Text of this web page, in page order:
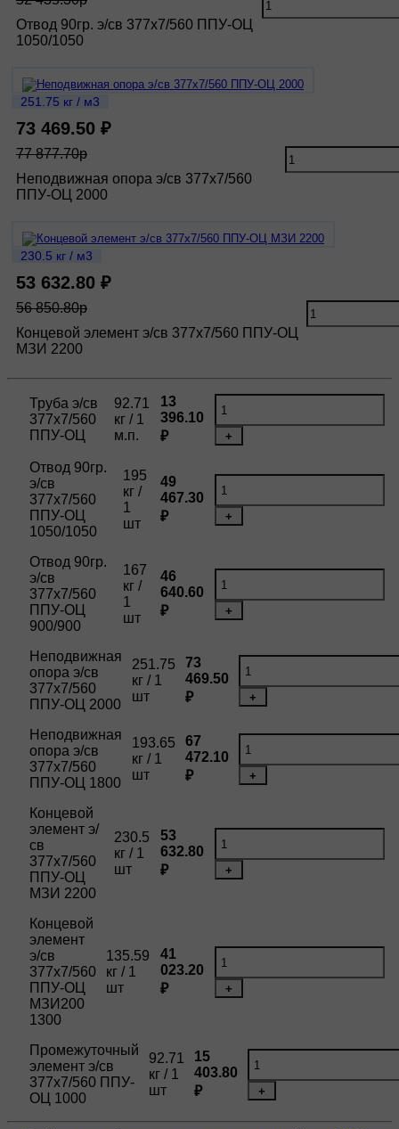
Отвод 90гр. э/св 377х7/560 ППУ-ОЦ
1050/1050
251.75 кг / м3
73 469.50 ₽
77 877.70р
Неподвижная опора э/св 377х7/560
ППУ-ОЦ 2000
230.5 кг / м3
53 632.80 ₽
56 850.80р
Концевой элемент э/св 377х7/560 ППУ-ОЦ
МЗИ 2200
Труба э/св
377х7/560
ППУ-ОЦ
92.71
кг / 1
м.п.
13
396.10
₽
+
Отвод 90гр.
э/св
377х7/560
ППУ-ОЦ
1050/1050
195
кг /
1
шт
49
467.30
₽
+
Отвод 90гр.
э/св
377х7/560
ППУ-ОЦ
900/900
167
кг /
1
шт
46
640.60
₽
+
Неподвижная
опора э/св
377х7/560
ППУ-ОЦ 2000
251.75
кг / 1
шт
73
469.50
₽
+
Неподвижная
опора э/св
377х7/560
ППУ-ОЦ 1800
193.65
кг / 1
шт
67
472.10
₽
+
Концевой
элемент э/
св
377х7/560
ППУ-ОЦ
МЗИ 2200
230.5
кг / 1
шт
53
632.80
₽
+
Концевой
элемент
э/св
377х7/560
ППУ-ОЦ
МЗИ200
1300
135.59
кг / 1
шт
41
023.20
₽
+
Промежуточный
элемент э/св
377х7/560 ППУ-
ОЦ 1000
92.71
кг / 1
шт
15
403.80
₽
+